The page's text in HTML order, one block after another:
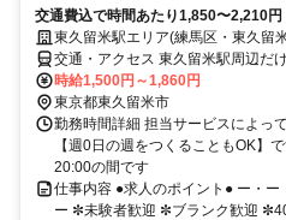
交通費込で時間あたり1,850〜2,210
東久留米駅エリア(練馬区・東久留
交通・アクセス 東久留米駅周辺だ
たお客様宅でもお仕事いただけます
時給1,500円～1,860円
東京都東久留米市
勤務時間詳細 担当サービスによっ
【週0日の週をつくることもOK】
20:00の間です
仕事内容 ●求人のポイント● ー・ー
ー ✼未験者歓迎 ✼ブランク歓迎